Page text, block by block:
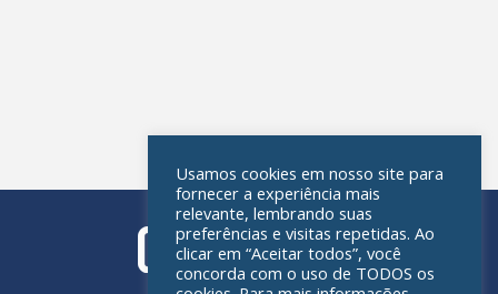
Usamos cookies em nosso site para
fornecer a experiência mais
relevante, lembrando suas
preferências e visitas repetidas. Ao
clicar em “Aceitar todos”, você
concorda com o uso de TODOS os